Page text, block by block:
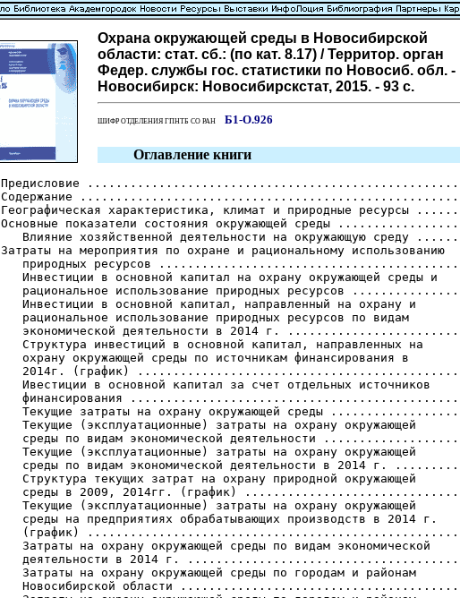
Охрана окружающей среды в Новосибирской
области: стат. сб.: (по кат. 8.17) / Территор. орган
Федер. службы гос. статистики по Новосиб. обл. -
Новосибирск: Новосибирскстат, 2015. - 93 с.
ШИФР ОТДЕЛЕНИЯ ГПНТБ СО РАН Б1-О.926
Оглавление книги
Предисловие
Содержание
Географическая характеристика, климат и природные ресурсы
Основные показатели состояния окружающей среды
Влияние хозяйственной деятельности на окружающую среду
Затраты на мероприятия по охране и рациональному использованию
природных ресурсов
   Инвестиции в основной капитал на охрану окружающей среды и
рациональное использование природных ресурсов
   Инвестиции в основной капитал, направленный на охрану и
   рациональное использование природных ресурсов по видам
экономической деятельности в 2014 г.
   Структура инвестиций в основной капитал, направленных на
   охрану окружающей среды по источникам финансирования в
2014г. (график)
   Ивестиции в основной капитал за счет отдельных источников
финансирования
Текущие затраты на охрану окружающей среды
   Текущие (эксплуатационные) затраты на охрану окружающей
среды по видам экономической деятельности
   Текущие (эксплуатационные) затраты на охрану окружающей
среды по видам экономической деятельности в 2014 г.
   Структура текущих затрат на охрану природной окружающей
среды в 2009, 2014гг. (график)
   Текущие (эксплуатационные) затраты на охрану окружающей
   среды на предприятиях обрабатывающих производств в 2014 г.
(график)
   Затраты на охрану окружающей среды по видам экономической
деятельности в 2014 г.
   Затраты на охрану окружающей среды по городам и районам
Новосибирской области